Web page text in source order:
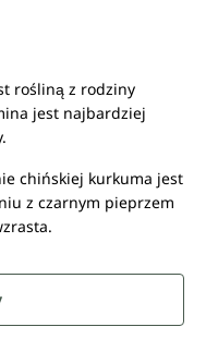
rośliną z rodziny
jest najbardziej
chińskiej kurkuma jest
z czarnym pieprzem